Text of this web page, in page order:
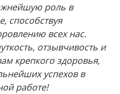
роль в
способствуя
всех нас.
отзывчивость и
крепкого здоровья,
успехов в
работе!